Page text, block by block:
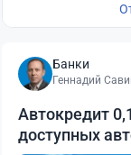
Банки
Геннадий
Автокредит
доступных